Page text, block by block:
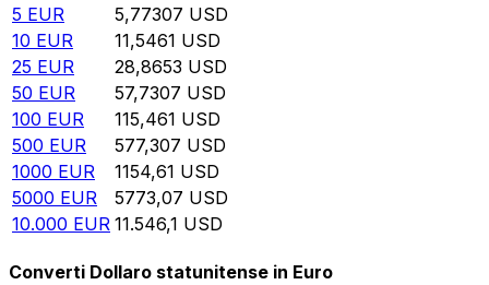
5 EUR 5,77307 USD
10 EUR 11,5461 USD
25 EUR 28,8653 USD
50 EUR 57,7307 USD
100 EUR 115,461 USD
500 EUR 577,307 USD
1000 EUR 1154,61 USD
5000 EUR 5773,07 USD
10.000 EUR 11.546,1 USD
Converti Dollaro statunitense in Euro